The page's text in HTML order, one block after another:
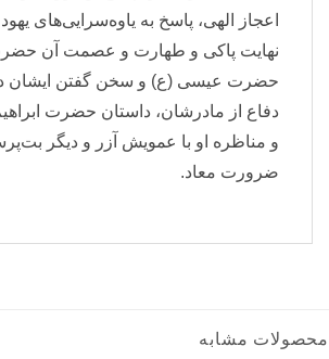
اعجاز الهی، پاسخ به یاوه‌سرایی‌های
نهایت پاکی و طهارت و عصمت آن
حضرت عیسی (ع) و سخن گفتن ایشان
دفاع از مادرشان، داستان حضرت
و مناظره او با عمویش آزر و دیگر
ضرورت معاد.
محصولات مشابه